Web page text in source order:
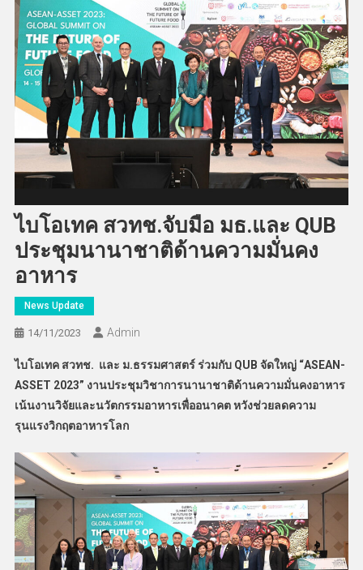
ไบโอเทค สวทช.จับมือ มธ.และ QUB
ประชุมนานาชาติด้านความมั่นคง
อาหาร
News Update
14/11/2023 Admin
ไบโอเทค สวทช. และ ม.ธรรมศาสตร์ ร่วมกับ QUB จัดใหญ่ “ASEAN-
ASSET 2023” งานประชุมวิชาการนานาชาติด้านความมั่นคงอาหาร
เน้นงานวิจัยและนวัตกรรมอาหารเพื่ออนาคต หวังช่วยลดความ
รุนแรงวิกฤตอาหารโลก